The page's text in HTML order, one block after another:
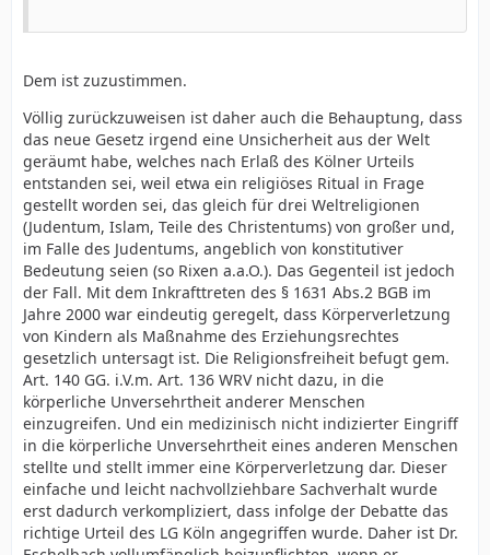
Dem ist zuzustimmen.
Völlig zurückzuweisen ist daher auch die Behauptung, dass
das neue Gesetz irgend eine Unsicherheit aus der Welt
geräumt habe, welches nach Erlaß des Kölner Urteils
entstanden sei, weil etwa ein religiöses Ritual in Frage
gestellt worden sei, das gleich für drei Weltreligionen
(Judentum, Islam, Teile des Christentums) von großer und,
im Falle des Judentums, angeblich von konstitutiver
Bedeutung seien (so Rixen a.a.O.). Das Gegenteil ist jedoch
der Fall. Mit dem Inkrafttreten des § 1631 Abs.2 BGB im
Jahre 2000 war eindeutig geregelt, dass Körperverletzung
von Kindern als Maßnahme des Erziehungsrechtes
gesetzlich untersagt ist. Die Religionsfreiheit befugt gem.
Art. 140 GG. i.V.m. Art. 136 WRV nicht dazu, in die
körperliche Unversehrtheit anderer Menschen
einzugreifen. Und ein medizinisch nicht indizierter Eingriff
in die körperliche Unversehrtheit eines anderen Menschen
stellte und stellt immer eine Körperverletzung dar. Dieser
einfache und leicht nachvollziehbare Sachverhalt wurde
erst dadurch verkompliziert, dass infolge der Debatte das
richtige Urteil des LG Köln angegriffen wurde. Daher ist Dr.